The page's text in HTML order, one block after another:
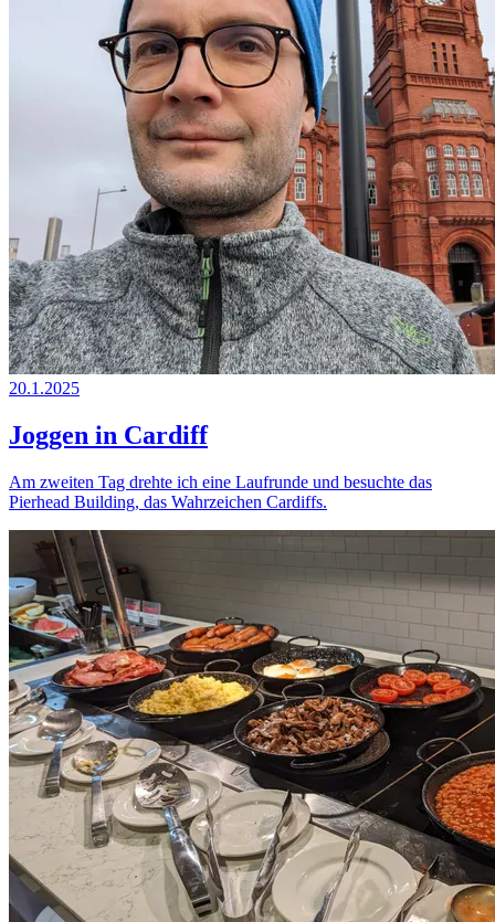
20.1.2025
Joggen in Cardiff
Am zweiten Tag drehte ich eine Laufrunde und besuchte das
Pierhead Building, das Wahrzeichen Cardiffs.